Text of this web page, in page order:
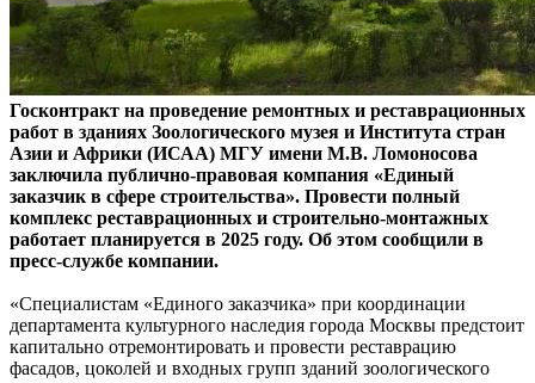
Госконтракт на проведение ремонтных и реставрационных
работ в зданиях Зоологического музея и Института стран
Азии и Африки (ИСАА) МГУ имени М.В. Ломоносова
заключила публично-правовая компания «Единый
заказчик в сфере строительства». Провести полный
комплекс реставрационных и строительно-монтажных
работает планируется в 2025 году. Об этом сообщили в
пресс-службе компании.
«Специалистам «Единого заказчика» при координации
департамента культурного наследия города Москвы предстоит
капитально отремонтировать и провести реставрацию
фасадов, цоколей и входных групп зданий зоологического